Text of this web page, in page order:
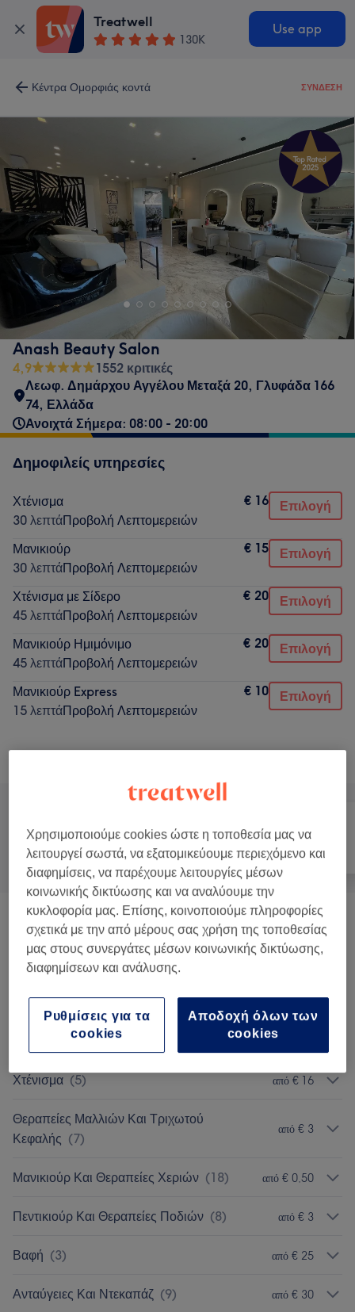
Treatwell
130K
Use app
Κέντρα Ομορφιάς κοντά ΣΎΝΔΕΣΗ
Anash Beauty Salon
4,9
1552 κριτικές
Λεωφ. Δημάρχου Αγγέλου Μεταξά 20, Γλυφάδα 166
74, Ελλάδα
Ανοιχτά Σήμερα: 08:00 - 20:00
Δημοφιλείς υπηρεσίες
Χτένισμα
30 λεπτάΠροβολή Λεπτομερειών
€ 16 Επιλογή
Μανικιούρ
30 λεπτάΠροβολή Λεπτομερειών
€ 15 Επιλογή
Χτένισμα με Σίδερο
45 λεπτάΠροβολή Λεπτομερειών
€ 20 Επιλογή
Μανικιούρ Ημιμόνιμο
45 λεπτάΠροβολή Λεπτομερειών
€ 20 Επιλογή
Μανικιούρ Express
15 λεπτάΠροβολή Λεπτομερειών
€ 10 Επιλογή
Όλα Μαλλιά Νύχια
Κουρέματα ( 1) € 20
Κούρεμα Αντρικό ( 1)
Κούρεμα Παιδικό (1) € 15
Φορμάρισμα (1)
Χτένισμα (5) από € 16
Θεραπείες Μαλλιών Και Τριχωτού
Κεφαλής (7)
από € 3
Μανικιούρ Και Θεραπείες Χεριών (18) από € 0,50
Πεντικιούρ Και Θεραπείες Ποδιών (8) από € 3
Βαφή (3) από € 25
Ανταύγειες Και Ντεκαπάζ (9) από € 30
Χρησιμοποιούμε cookies ώστε η τοποθεσία μας να
λειτουργεί σωστά, να εξατομικεύουμε περιεχόμενο και
διαφημίσεις, να παρέχουμε λειτουργίες μέσων
κοινωνικής δικτύωσης και να αναλύουμε την
κυκλοφορία μας. Επίσης, κοινοποιούμε πληροφορίες
σχετικά με την από μέρους σας χρήση της τοποθεσίας
μας στους συνεργάτες μέσων κοινωνικής δικτύωσης,
διαφημίσεων και ανάλυσης.
Αποδοχή όλων των
cookies
Ρυθμίσεις για τα
cookies